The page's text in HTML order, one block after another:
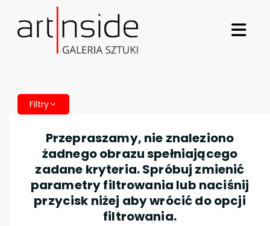
Filtry
Przepraszamy, nie znaleziono
żadnego obrazu spełniającego
zadane kryteria. Spróbuj zmienić
parametry filtrowania lub naciśnij
przycisk niżej aby wrócić do opcji
filtrowania.